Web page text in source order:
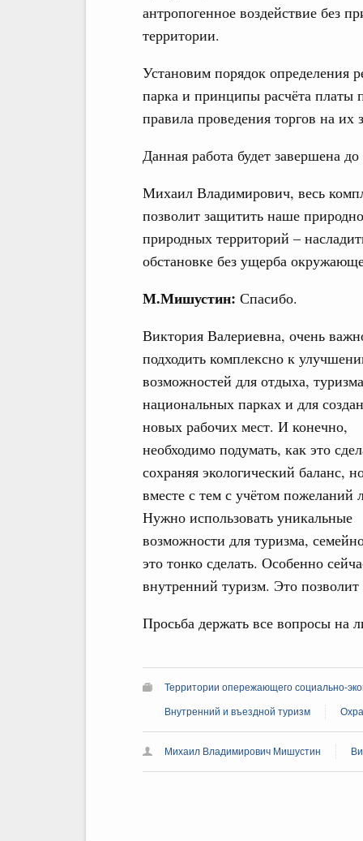
антропогенное воздействие без
территории.
Установим порядок определения
парка и принципы расчёта платы
правила проведения торгов на их
Данная работа будет завершена
Михаил Владимирович, весь
позволит защитить наше
природных территорий –
обстановке без ущерба
М.Мишустин: Спасибо.
Виктория Валериевна, очень
подходить комплексно к
возможностей для отдыха,
национальных парках и для
новых рабочих мест. И конечно,
необходимо подумать, как это
сохраняя экологический баланс,
вместе с тем с учётом пожеланий
Нужно использовать уникальные
возможности для туризма,
это тонко сделать. Особенно
внутренний туризм. Это
Просьба держать все вопросы на
Территории опережающего социально-
Внутренний и въездной туризм
Михаил Владимирович Мишустин